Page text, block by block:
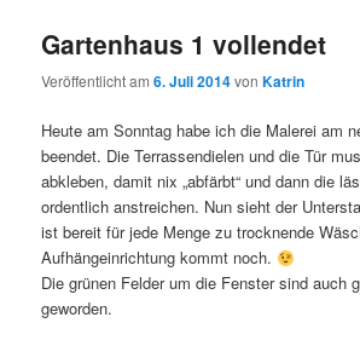
Gartenhaus 1 vollendet
Veröffentlicht am6. Juli 2014vonKatrin
Heute am Sonntag habe ich die Malerei am
beendet. Die Terrassendielen und die Tür
abkleben, damit nix „abfärbt“ und dann die
ordentlich anstreichen. Nun sieht der
ist bereit für jede Menge zu trocknende
Aufhängeinrichtung kommt noch.
Die grünen Felder um die Fenster sind auch
geworden.